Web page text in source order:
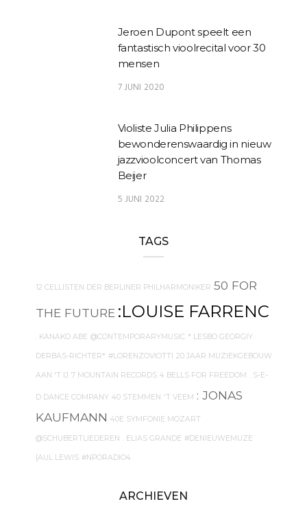
Jeroen Dupont speelt een
fantastisch vioolrecital voor 30
mensen
7 JUNI 2020
Violiste Julia Philippens
bewonderenswaardig in nieuw
jazzvioolconcert van Thomas
Beijer
5 JUNI 2022
TAGS
12 CELLISTEN DER BERLINER PHILHARMONIKER 50 FOR
THE FUTURE :LOUISE FARRENC
. KANAKO ABE @CONTEMPORARYMUSIC * LESBO GEORGIY
DERBAS-RICHTER* #LORENZOVIOTTI 20 JAAR MUZIEKGEBOUW
AAN 'T IJ 7 MOUNTAIN RECORDS 4 BELLS FOR FREEDOM . S-E-
D DANCE COMPANY 40 STEMMEN 'T VEEM : JONAS
KAUFMANN 40E SYMFONIE MOZART
@SCHUBERTLIEDEREN . ELIAS GRANDE #DENIEUWEMUZE
{AUL LEWIS #NPORADIO4
ARCHIEVEN